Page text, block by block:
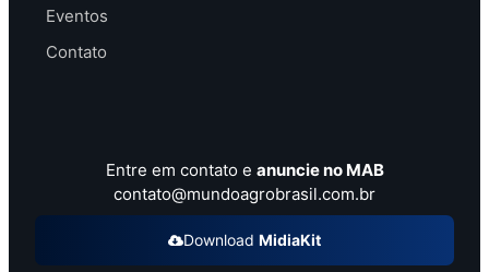
Eventos
Contato
Entre em contato e anuncie no MAB
contato@mundoagrobrasil.com.br
Download MidiaKit